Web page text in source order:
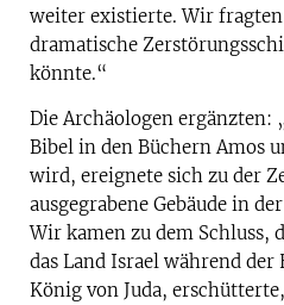
weiter existierte. Wir fragten
dramatische
könnte.“
Die Archäologen ergänzten:
Bibel in den Büchern Amos
wird, ereignete sich zu der
ausgegrabene Gebäude in
Wir kamen zu dem Schluss,
das Land Israel während
König von Juda,